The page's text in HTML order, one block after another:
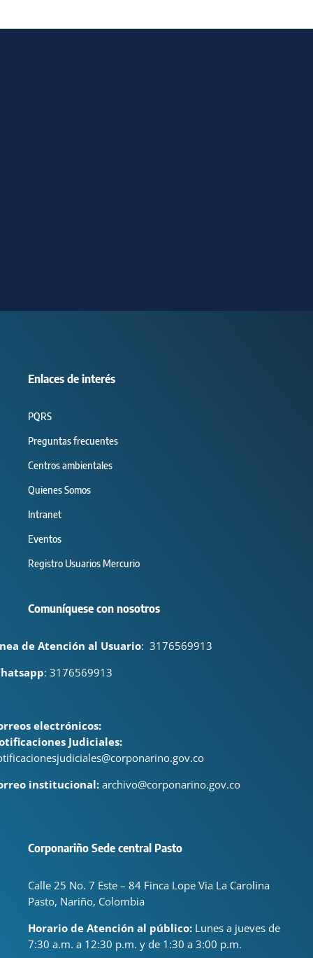
Enlaces de interés
PQRS
Preguntas frecuentes
Centros ambientales
Quienes Somos
Intranet
Eventos
Registro Usuarios Mercurio
Comuníquese con nosotros
de Atención al Usuario: 3176569913
: 3176569913
electrónicos:
Judiciales:
institucional: archivo@corponarino.gov.co
Corponariño Sede central Pasto
Calle 25 No. 7 Este – 84 Finca Lope Via La Carolina
Pasto, Nariño, Colombia
Horario de Atención al público: Lunes a jueves de
7:30 a.m. a 12:30 p.m. y de 1:30 a 3:00 p.m.